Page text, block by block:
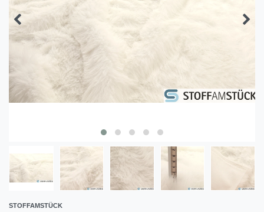
STOFFAMSTÜCK